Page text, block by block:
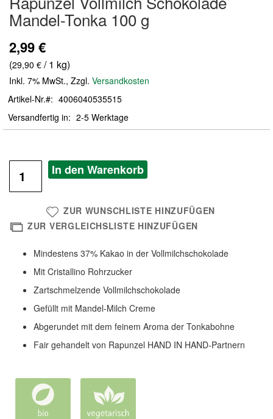
der
Bildergalerie
Mandel-Tonka 100 g
2,99 €
(29,90 € / 1 kg)
Inkl. 7% MwSt., Zzgl. Versandkosten
Artikel-Nr.
4006040535515
Versandfertig in
2-5 Werktage
In den Warenkorb
ZUR WUNSCHLISTE HINZUFÜGEN
ZUR VERGLEICHSLISTE HINZUFÜGEN
Mindestens 37% Kakao in der Vollmilchschokolade
Mit Cristallino Rohrzucker
Zartschmelzende Vollmilchschokolade
Gefüllt mit Mandel-Milch Creme
Abgerundet mit dem feinem Aroma der Tonkabohne
Fair gehandelt von Rapunzel HAND IN HAND-Partnern